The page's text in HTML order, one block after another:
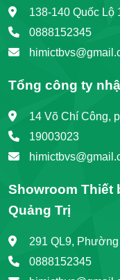
138-140 Quốc Lộ
0888152345
Tổng công ty
14 Võ Chí Công,
19003023
Showroom Thiết
Quảng Trị
291 QL9,
0888152345